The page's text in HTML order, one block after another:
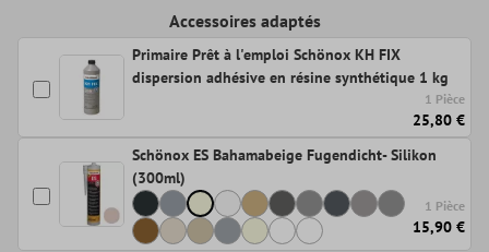
Accessoires adaptés
Primaire Prêt à l'emploi Schönox KH FIX
dispersion adhésive en résine synthétique 1 kg
1 Pièce
25,80 €
Schönox ES Bahamabeige Fugendicht- Silikon
(300ml)
1 Pièce
15,90 €